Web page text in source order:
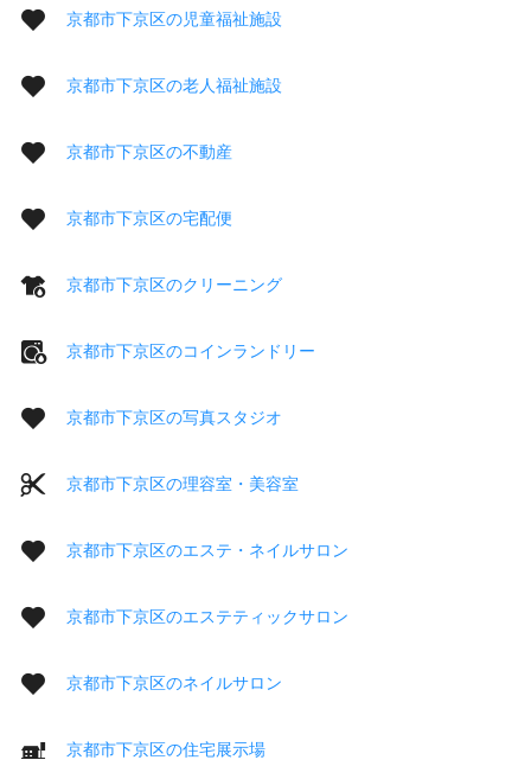
京都市下京区の児童福祉施設
京都市下京区の老人福祉施設
京都市下京区の不動産
京都市下京区の宅配便
京都市下京区のクリーニング
京都市下京区のコインランドリー
京都市下京区の写真スタジオ
京都市下京区の理容室・美容室
京都市下京区のエステ・ネイルサロン
京都市下京区のエステティックサロン
京都市下京区のネイルサロン
京都市下京区の住宅展示場